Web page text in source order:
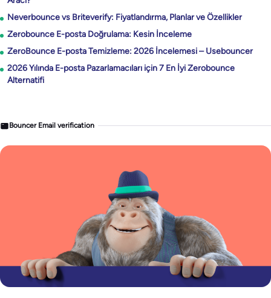
Neverbounce vs Briteverify: Fiyatlandırma, Planlar ve Özellikler
Zerobounce E-posta Doğrulama: Kesin İnceleme
ZeroBounce E-posta Temizleme: 2026 İncelemesi – Usebouncer
2026 Yılında E-posta Pazarlamacıları için 7 En İyi Zerobounce
Alternatifi
Bouncer Email verification